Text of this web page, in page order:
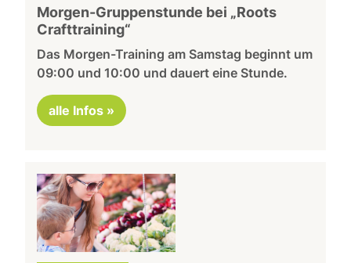
Morgen-Gruppenstunde bei „Roots
Crafttraining“
Das Morgen-Training am Samstag beginnt um
09:00 und 10:00 und dauert eine Stunde.
alle Infos »